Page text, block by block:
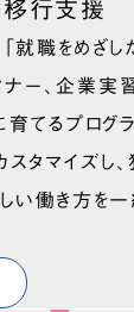
行支援
就職をめざ
ナー、企業実
てるプログ
タマイズし
しい働き方を